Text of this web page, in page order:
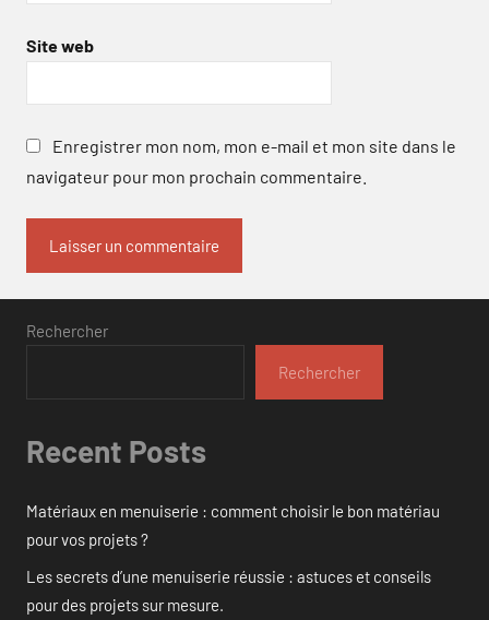
Site web
Enregistrer mon nom, mon e-mail et mon site dans le
navigateur pour mon prochain commentaire.
Rechercher
Rechercher
Recent Posts
Matériaux en menuiserie : comment choisir le bon matériau
pour vos projets ?
Les secrets d’une menuiserie réussie : astuces et conseils
pour des projets sur mesure.